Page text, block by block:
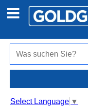
Auto + Motor
Jobs
Meine Inserate
Anmelden
Select Language ▼